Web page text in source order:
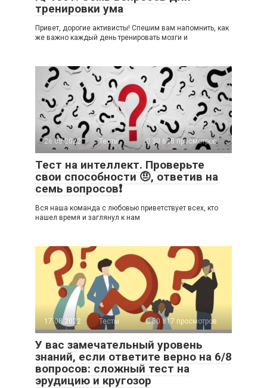
тренировки ума
Привет, дорогие активисты! Спешим вам напомнить, как
же важно каждый день тренировать мозги и
26.08.2022 Тесты 30 628 просмотров
Тест на интеллект. Проверьте
свои способности 🤨, ответив на
семь вопросов❗
Вся наша команда с любовью приветствует всех, кто
нашел время и заглянул к нам
17.08.2022 Тесты 50 817 просмотров
У вас замечательный уровень
знаний, если ответите верно на 6/8
вопросов: сложный тест на
эрудицию и кругозор